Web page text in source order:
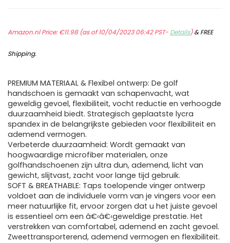
Amazon.nl Price:€11.98(as of 10/04/2023 06:42 PST- Details)&FREE
Shipping.
PREMIUM MATERIAAL & Flexibel ontwerp: De golf
handschoen is gemaakt van schapenvacht, wat
geweldig gevoel, flexibiliteit, vocht reductie en verhoogde
duurzaamheid biedt. Strategisch geplaatste lycra
spandex in de belangrijkste gebieden voor flexibiliteit en
ademend vermogen.
Verbeterde duurzaamheid: Wordt gemaakt van
hoogwaardige microfiber materialen, onze
golfhandschoenen zijn ultra dun, ademend, licht van
gewicht, slijtvast, zacht voor lange tijd gebruik.
SOFT & BREATHABLE: Taps toelopende vinger ontwerp
voldoet aan de individuele vorm van je vingers voor een
meer natuurlijke fit, ervoor zorgen dat u het juiste gevoel
is essentieel om een â€‹â€‹geweldige prestatie. Het
verstrekken van comfortabel, ademend en zacht gevoel.
Zweettransporterend, ademend vermogen en flexibiliteit.